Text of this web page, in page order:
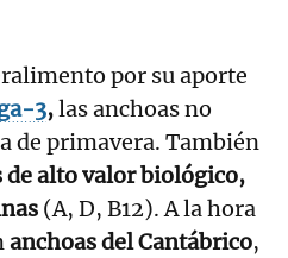
por su aporte
3,las anchoas no
de primavera. También
de alto valor biológico,
(A, D, B12). A la hora
anchoas del Cantábrico,